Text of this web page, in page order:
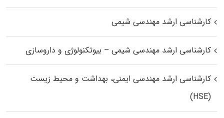
کارشناسی ارشد مهندسی شیمی
کارشناسی ارشد مهندسی شیمی – بیوتکنولوژی و داروسازی
کارشناسی ارشد مهندسی ایمنی، بهداشت و محیط زیست
(HSE)